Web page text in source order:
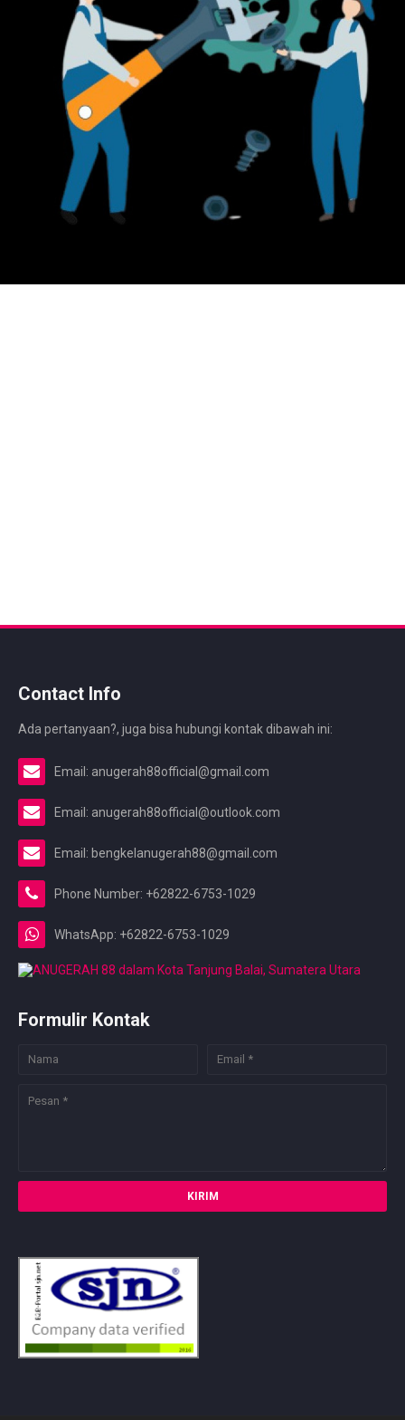
Contact Info
Ada pertanyaan?, juga bisa hubungi kontak dibawah ini:
Email: anugerah88official@gmail.com
Email: anugerah88official@outlook.com
Email: bengkelanugerah88@gmail.com
Phone Number: +62822-6753-1029
WhatsApp: +62822-6753-1029
Formulir Kontak